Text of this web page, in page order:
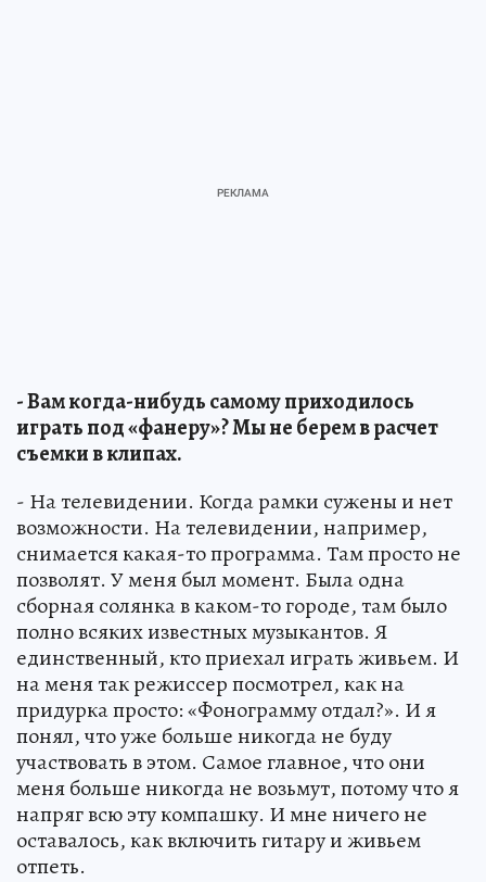
- Вам когда-нибудь самому приходилось
играть под «фанеру»? Мы не берем в расчет
съемки в клипах.
- На телевидении. Когда рамки сужены и нет
возможности. На телевидении, например,
снимается какая-то программа. Там просто не
позволят. У меня был момент. Была одна
сборная солянка в каком-то городе, там было
полно всяких известных музыкантов. Я
единственный, кто приехал играть живьем. И
на меня так режиссер посмотрел, как на
придурка просто: «Фонограмму отдал?». И я
понял, что уже больше никогда не буду
участвовать в этом. Самое главное, что они
меня больше никогда не возьмут, потому что я
напряг всю эту компашку. И мне ничего не
оставалось, как включить гитару и живьем
отпеть.